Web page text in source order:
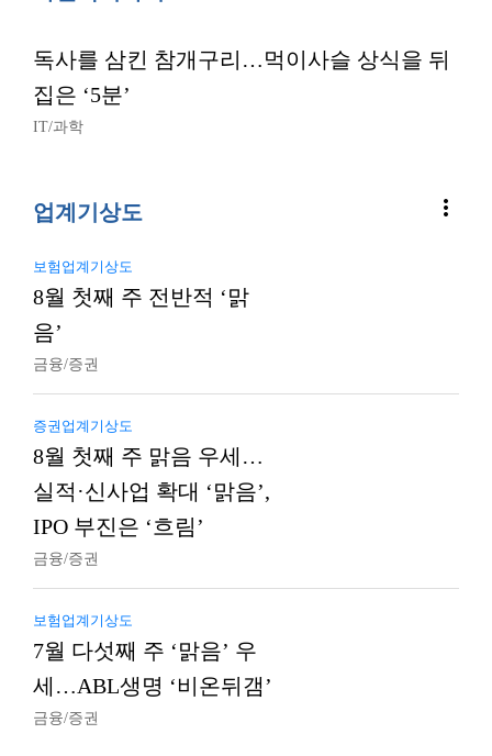
독사를 삼킨 참개구리…먹이사슬 상식을 뒤
집은 ‘5분’
IT/과학
업계기상도 more_vert
보험업계기상도
8월 첫째 주 전반적 ‘맑
음’
금융/증권
증권업계기상도
8월 첫째 주 맑음 우세…
실적·신사업 확대 ‘맑음’,
IPO 부진은 ‘흐림’
금융/증권
보험업계기상도
7월 다섯째 주 ‘맑음’ 우
세…ABL생명 ‘비온뒤갬’
금융/증권